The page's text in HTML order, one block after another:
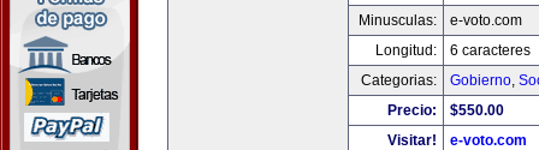
Minusculas:
e-voto.com
Longitud:
6 caracteres
Categorias:
Gobierno,
Precio:
$550.00
Visitar!
e-voto.com